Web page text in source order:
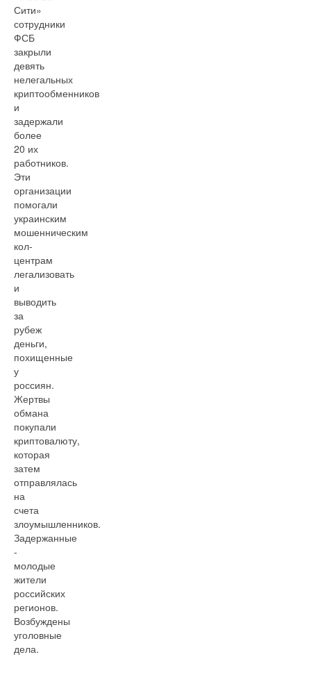
Сити»
сотрудники
ФСБ
закрыли
девять
нелегальных
криптообменников
и
задержали
более
20 их
работников.
Эти
организации
помогали
украинским
мошенническим
кол-
центрам
легализовать
и
выводить
за
рубеж
деньги,
похищенные
у
россиян.
Жертвы
обмана
покупали
криптовалюту,
которая
затем
отправлялась
на
счета
злоумышленников.
Задержанные
-
молодые
жители
российских
регионов.
Возбуждены
уголовные
дела.